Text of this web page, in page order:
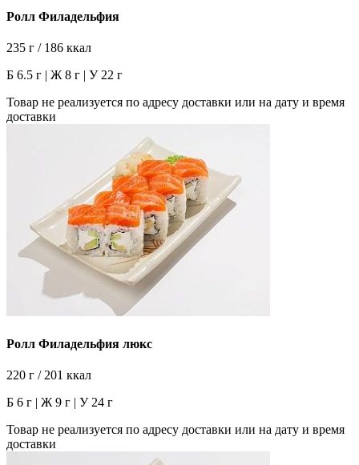
Ролл Филадельфия
235 г / 186 ккал
Б 6.5 г | Ж 8 г | У 22 г
Товар не реализуется по адресу доставки или на дату и время
доставки
Ролл Филадельфия люкс
220 г / 201 ккал
Б 6 г | Ж 9 г | У 24 г
Товар не реализуется по адресу доставки или на дату и время
доставки